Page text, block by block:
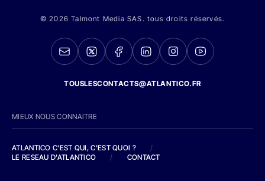
© 2026 Talmont Media SAS. tous droits réservés.
TOUSLESCONTACTS@ATLANTICO.FR
MIEUX NOUS CONNAITRE
ATLANTICO C'EST QUI, C'EST QUOI ?
/
LE RESEAU D'ATLANTICO
/ CONTACT